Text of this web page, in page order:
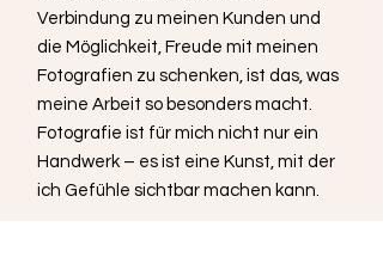
Verbindung zu meinen Kunden und
die Möglichkeit, Freude mit meinen
Fotografien zu schenken, ist das, was
meine Arbeit so besonders macht.
Fotografie ist für mich nicht nur ein
Handwerk – es ist eine Kunst, mit der
ich Gefühle sichtbar machen kann.